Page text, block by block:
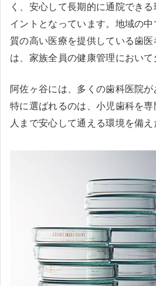
く、安心して長期的に通院でき
イントとなっています。地域の中
質の高い医療を提供している歯
は、家族全員の健康管理において
阿佐ヶ谷には、多くの歯科医院
特に選ばれるのは、小児歯科を
人まで安心して通える環境を備え